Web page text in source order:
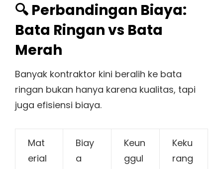
🔍 Perbandingan Biaya:
Bata Ringan vs Bata
Merah
Banyak kontraktor kini beralih ke bata
ringan bukan hanya karena kualitas, tapi
juga efisiensi biaya.
Mat
erial
Biay
a
Keun
ggul
Keku
rang